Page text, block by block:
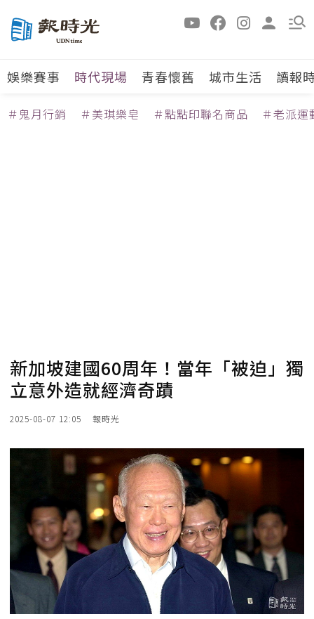
娛樂賽事 時代現場 青春懷舊 城市生活 讀報
＃鬼月行銷 ＃美琪樂皂 ＃點點印聯名商品 ＃老派運
新加坡建國60周年！當年「被迫」獨
立意外造就經濟奇蹟
2025-08-07 12:05 報時光